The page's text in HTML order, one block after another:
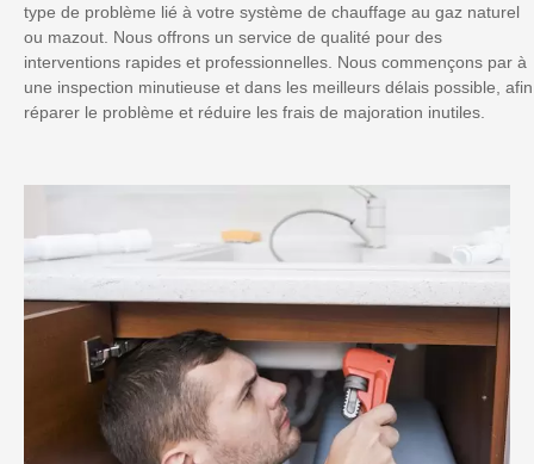
type de problème lié à votre système de chauffage au gaz naturel
ou mazout. Nous offrons un service de qualité pour des
interventions rapides et professionnelles. Nous commençons par à
une inspection minutieuse et dans les meilleurs délais possible, afin
réparer le problème et réduire les frais de majoration inutiles.